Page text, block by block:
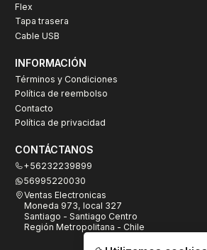
Flex
Tapa trasera
Cable USB
INFORMACIÓN
Términos y Condiciones
Política de reembolso
Contacto
Política de privacidad
CONTÁCTANOS
+56232239899
56995220030
Ventas Electronicas
Moneda 973, local 327
Santiago - Santiago Centro
Región Metropolitana - Chile